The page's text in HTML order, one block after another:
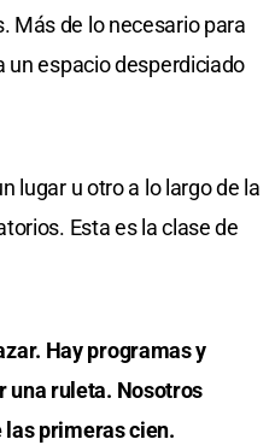
Más de lo necesario para
un espacio desperdiciado
lugar u otro a lo largo de la
Esta es la clase de
Hay programas y
una ruleta. Nosotros
las primeras cien.